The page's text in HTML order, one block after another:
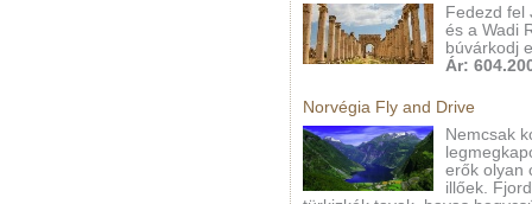
Fedezd fel
és a Wadi
búvárkodj
Ár:
Norvégia Fly and Drive
Nemcsak
erők olyan
illőek.